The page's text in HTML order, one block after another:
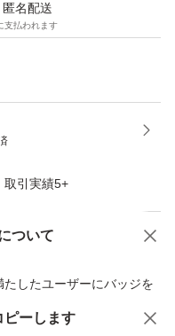
名配送
支払われます
取引実績5+
ついて
したユーザーにバッジを
商品への質問
ピーします